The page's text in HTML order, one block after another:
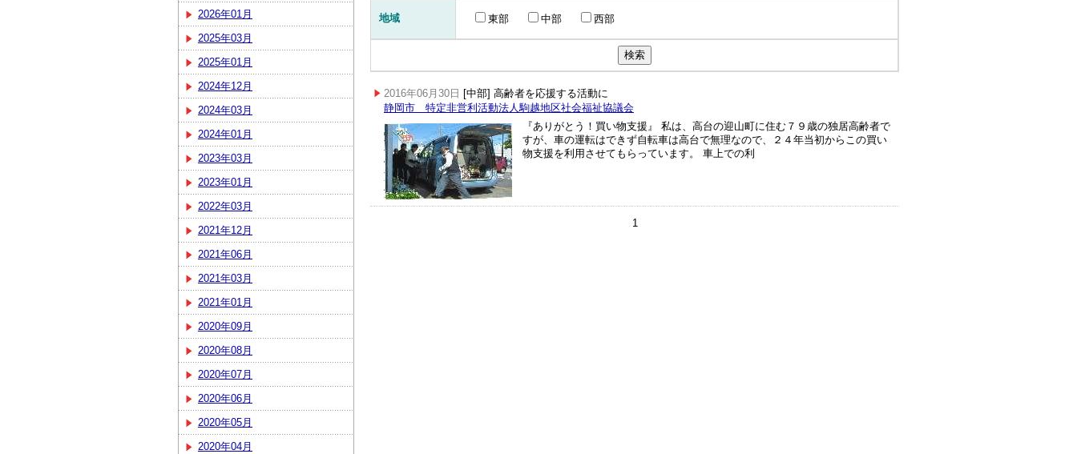
2026年01月
2025年03月
2025年01月
2024年12月
2024年03月
2024年01月
2023年03月
2023年01月
2022年03月
2021年12月
2021年06月
2021年03月
2021年01月
2020年09月
2020年08月
2020年07月
2020年06月
2020年05月
2020年04月
地域 東部 中部 西部
2016年06月30日 [中部] 高齢者を応援する活動に
静岡市 特定非営利活動法人駒越地区社会福祉協議会
『ありがとう！買い物支援』 私は、高台の迎山町に住む７９歳の独居高齢者で
すが、車の運転はできず自転車は高台で無理なので、２４年当初からこの買い
物支援を利用させてもらっています。 車上での利
1